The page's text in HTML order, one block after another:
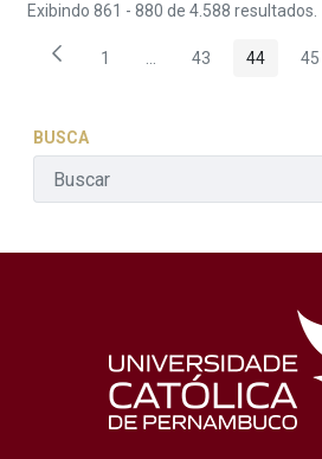
Exibindo 861 - 880 de 4.588 resultados.
Página
1 ...Páginas intermediárias
Página
43 Página
44 45
BUSCA